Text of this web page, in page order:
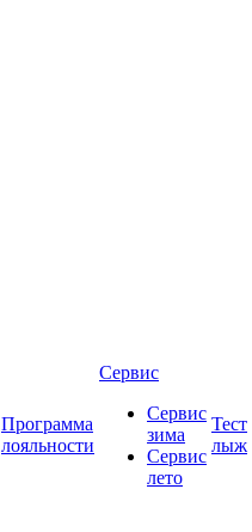
Программа
лояльности
Сервис
Сервис
зима
Сервис
лето
Тест
лыж